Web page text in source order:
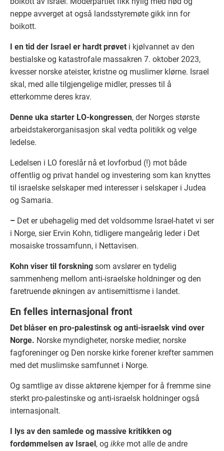
neppe avverget at også landsstyremøte gikk inn for
boikott.
I en tid der Israel er hardt prøvet i kjølvannet av den
bestialske og katastrofale massakren 7. oktober 2023,
kvesser norske ateister, kristne og muslimer klørne. Israel
skal, med alle tilgjengelige midler, presses til å
etterkomme deres krav.
Denne uka starter LO-kongressen, der Norges største
arbeidstakerorganisasjon skal vedta politikk og velge
ledelse.
Ledelsen i LO foreslår nå et lovforbud (!) mot både
offentlig og privat handel og investering som kan knyttes
til israelske selskaper med interesser i selskaper i Judea
og Samaria.
– Det er ubehagelig med det voldsomme Israel-hatet vi ser
i Norge, sier Ervin Kohn, tidligere mangeårig leder i Det
mosaiske trossamfunn, i Nettavisen.
Kohn viser til forskning som avslører en tydelig
sammenheng mellom anti-israelske holdninger og den
faretruende økningen av antisemittisme i landet.
En felles internasjonal front
Det blåser en pro-palestinsk og anti-israelsk vind over
Norge. Norske myndigheter, norske medier, norske
fagforeninger og Den norske kirke forener krefter sammen
med det muslimske samfunnet i Norge.
Og samtlige av disse aktørene kjemper for å fremme sine
sterkt pro-palestinske og anti-israelsk holdninger også
internasjonalt.
I lys av den samlede og massive kritikken og
fordømmelsen av Israel, og ikke mot alle de andre